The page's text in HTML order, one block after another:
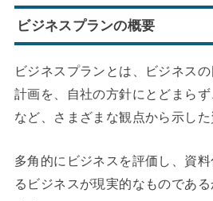
ビジネスプランの概要
ビジネスプランとは、ビジネス
計画を、自社の方針にとどまら
など、さまざまな観点から示した
多角的にビジネスを評価し、資
るビジネスが現実的なものであ